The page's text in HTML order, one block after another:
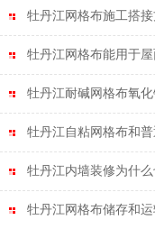
牡丹江网格布施工搭
牡丹江网格布能用于
牡丹江耐碱网格布氧
牡丹江自粘网格布和
牡丹江内墙装修为什
牡丹江网格布储存和